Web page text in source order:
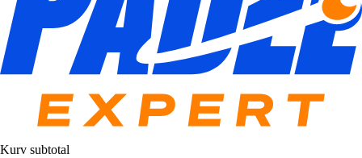
Kurv subtotal